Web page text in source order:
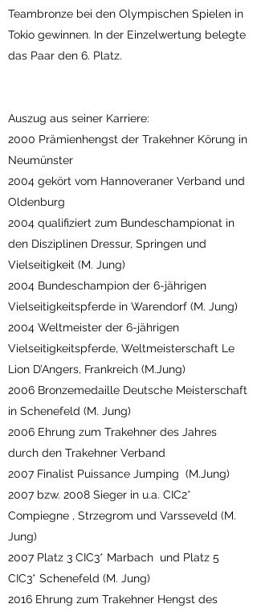
Teambronze bei den Olympischen Spielen in
Tokio gewinnen. In der Einzelwertung belegte
das Paar den 6. Platz.
Auszug aus seiner Karriere:
2000 Prämienhengst der Trakehner Körung in
Neumünster
2004 gekört vom Hannoveraner Verband und
Oldenburg
2004 qualifiziert zum Bundeschampionat in
den Disziplinen Dressur, Springen und
Vielseitigkeit (M. Jung)
2004 Bundeschampion der 6-jährigen
Vielseitigkeitspferde in Warendorf (M. Jung)
2004 Weltmeister der 6-jährigen
Vielseitigkeitspferde, Weltmeisterschaft Le
Lion D’Angers, Frankreich (M.Jung)
2006 Bronzemedaille Deutsche Meisterschaft
in Schenefeld (M. Jung)
2006 Ehrung zum Trakehner des Jahres
durch den Trakehner Verband
2007 Finalist Puissance Jumping (M.Jung)
2007 bzw. 2008 Sieger in u.a. CIC2*
Compiegne , Strzegrom und Varsseveld (M.
Jung)
2007 Platz 3 CIC3* Marbach und Platz 5
CIC3* Schenefeld (M. Jung)
2016 Ehrung zum Trakehner Hengst des